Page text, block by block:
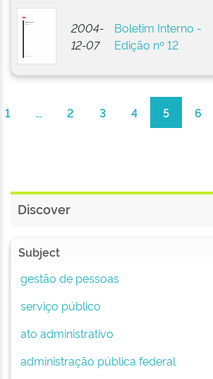
2004-
12-07
Boletim Interno -
Edição nº 12
1 ... 2 3 4 5 6
Discover
Subject
gestão de pessoas
serviço público
ato administrativo
administração pública federal